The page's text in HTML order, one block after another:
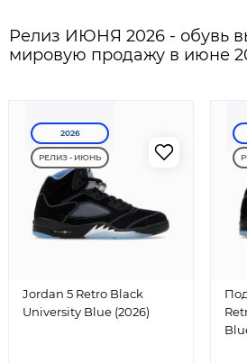
Релиз ИЮНЯ 2026 - обувь
мировую продажу в июне
2026
РЕЛИЗ - ИЮНЬ
Jordan 5 Retro Black
University Blue (2026)